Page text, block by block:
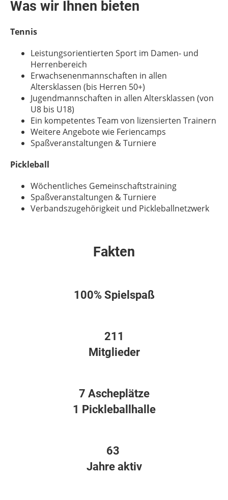
Was wir Ihnen bieten
Tennis
Leistungsorientierten Sport im Damen- und
Herrenbereich
Erwachsenenmannschaften in allen
Altersklassen (bis Herren 50+)
Jugendmannschaften in allen Altersklassen (von
U8 bis U18)
Ein kompetentes Team von lizensierten Trainern
Weitere Angebote wie Feriencamps
Spaßveranstaltungen & Turniere
Pickleball
Wöchentliches Gemeinschaftstraining
Spaßveranstaltungen & Turniere
Verbandszugehörigkeit und Pickleballnetzwerk
Fakten
100% Spielspaß
211
Mitglieder
7 Ascheplätze
1 Pickleballhalle
63
Jahre aktiv